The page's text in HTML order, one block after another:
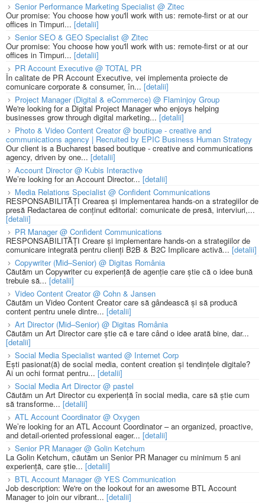
Senior Performance Marketing Specialist @ Zitec
Our promise: You choose how you'll work with us: remote-first or at our
offices in Timpuri... [detalii]
Senior SEO & GEO Specialist @ Zitec
Our promise: You choose how you'll work with us: remote-first or at our
offices in Timpuri... [detalii]
PR Account Executive @ TOTAL PR
În calitate de PR Account Executive, vei implementa proiecte de
comunicare corporate & consumer, în... [detalii]
Project Manager (Digital & eCommerce) @ Flaminjoy Group
We're looking for a Digital Project Manager who enjoys helping
businesses grow through digital marketing... [detalii]
Photo & Video Content Creator @ boutique - creative and
communications agency | Recruited by EPIC Business Human Strategy
Our client is a Bucharest based boutique - creative and communications
agency, driven by one... [detalii]
Account Director @ Kubis Interactive
We’re looking for an Account Director... [detalii]
Media Relations Specialist @ Confident Communications
RESPONSABILITĂȚI Crearea și implementarea hands-on a strategiilor de
presă Redactarea de conținut editorial: comunicate de presă, interviuri,...
[detalii]
PR Manager @ Confident Communications
RESPONSABILITĂȚI Creare și implementare hands-on a strategiilor de
comunicare integrată pentru clienți B2B & B2C Implicare activă... [detalii]
Copywriter (Mid–Senior) @ Digitas România
Căutăm un Copywriter cu experiență de agenție care știe că o idee bună
trebuie să... [detalii]
Video Content Creator @ Cohn & Jansen
Căutăm un Video Content Creator care să gândească și să producă
content pentru unele dintre... [detalii]
Art Director (Mid–Senior) @ Digitas România
Căutăm un Art Director care știe că e tare când o idee arată bine, dar...
[detalii]
Social Media Specialist wanted @ Internet Corp
Ești pasionat(ă) de social media, content creation și tendințele digitale?
Ai un ochi format pentru... [detalii]
Social Media Art Director @ pastel
Căutăm un Art Director cu experiență în social media, care să știe cum
să transforme... [detalii]
ATL Account Coordinator @ Oxygen
We’re looking for an ATL Account Coordinator – an organized, proactive,
and detail-oriented professional eager... [detalii]
Senior PR Manager @ Golin Ketchum
La Golin Ketchum, căutăm un Senior PR Manager cu minimum 5 ani
experiență, care știe... [detalii]
BTL Account Manager @ YES Communication
Job description: We're on the lookout for an awesome BTL Account
Manager to join our vibrant... [detalii]